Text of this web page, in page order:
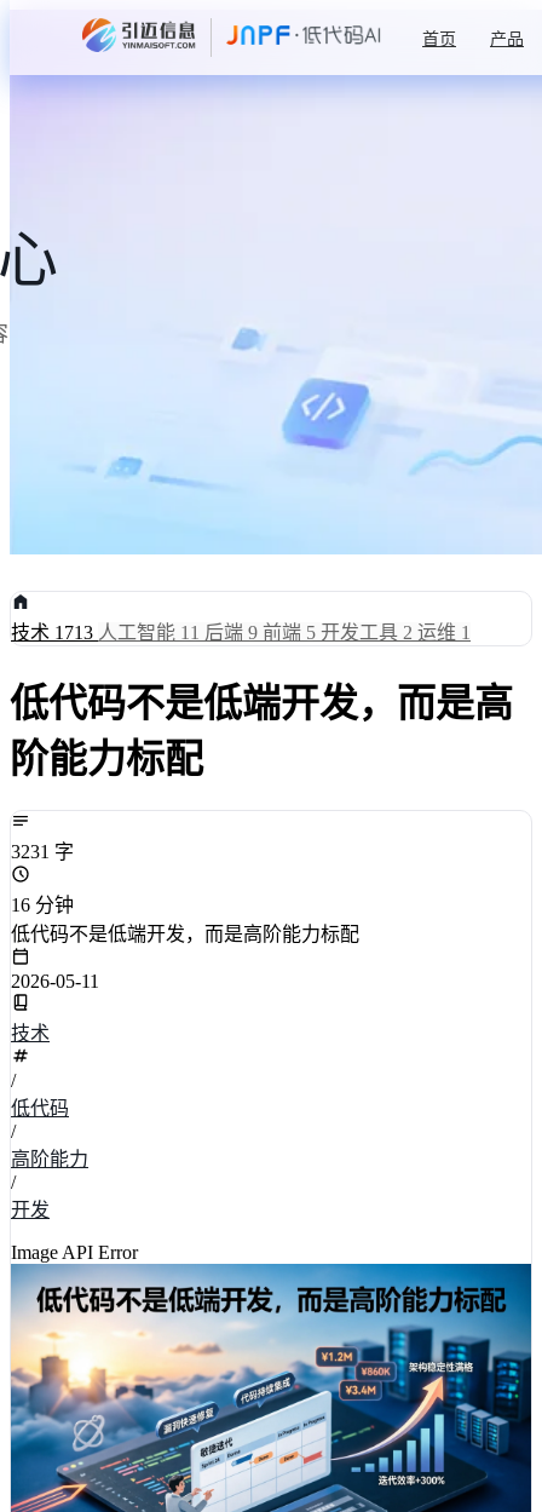
首页 产品
技术 1713 人工智能 11 后端 9 前端 5 开发工具 2 运维 1
低代码不是低端开发，而是高
阶能力标配
3231 字
16 分钟
低代码不是低端开发，而是高阶能力标配
2026-05-11
技术
/
低代码
/
高阶能力
/
开发
Image API Error